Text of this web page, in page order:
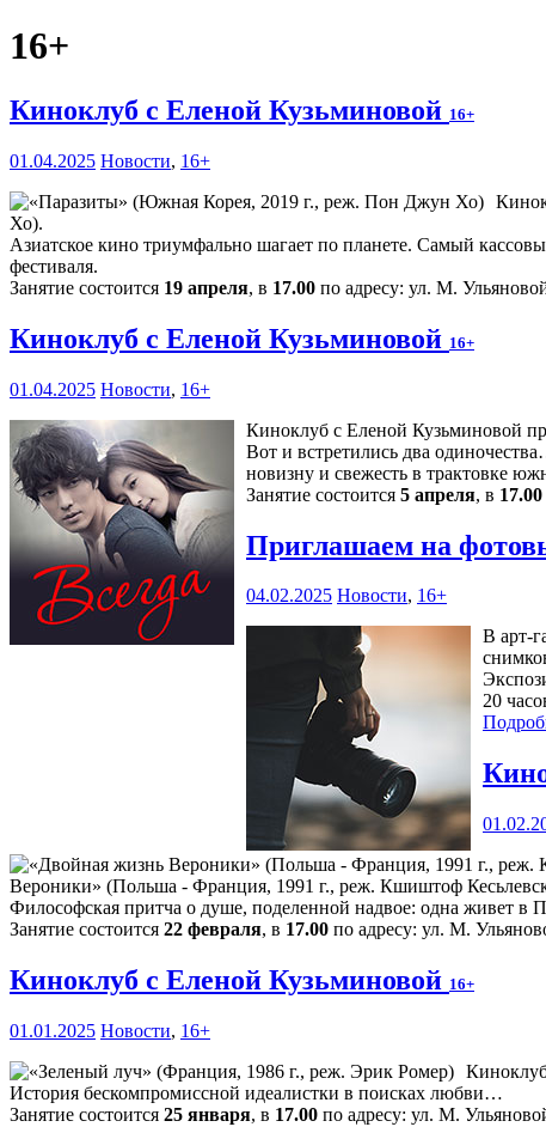
16+
Киноклуб с Еленой Кузьминовой 16+
01.04.2025 Новости, 16+
Хо).
Азиатское кино триумфально шагает по планете. Самый
фестиваля.
Занятие состоится 19 апреля, в 17.00 по адресу: ул. М.
Киноклуб с Еленой Кузьминовой 16+
01.04.2025 Новости, 16+
Киноклуб с Еленой Кузьминовой
Вот и встретились два
новизну и свежесть в трактовке
Занятие состоится 5 апреля, в 17.00
Приглашаем на
04.02.2025 Новости, 16+
В арт-
20
Вероники» (Польша - Франция, 1991 г., реж. Кшиштоф
Философская притча о душе, поделенной надвое: одна живет
Занятие состоится 22 февраля, в 17.00 по адресу: ул. М.
Киноклуб с Еленой Кузьминовой 16+
01.01.2025 Новости, 16+
История бескомпромиссной идеалистки в поисках любви…
Занятие состоится 25 января, в 17.00 по адресу: ул. М.